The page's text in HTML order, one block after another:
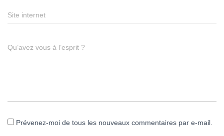
Site internet
Qu’avez vous à l’esprit ?
Prévenez-moi de tous les nouveaux commentaires par e-mail.